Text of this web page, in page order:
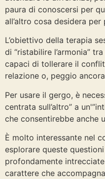
paura di conoscersi per
all’altro cosa desidera
L’obiettivo della terapia
di “ristabilire l’armonia”
capaci di tollerare il
relazione o, peggio
Per usare il gergo, è
centrata sull’altro” a
che consentirebbe anche
È molto interessante nel
esplorare queste
profondamente
carattere che